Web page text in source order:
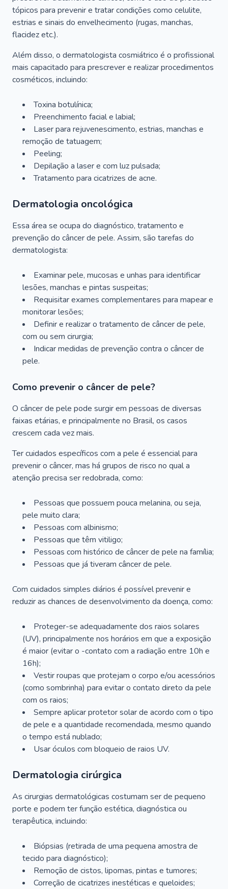
tópicos para prevenir e tratar condições como celulite,
estrias e sinais do envelhecimento (rugas, manchas,
flacidez etc.).
Além disso, o dermatologista cosmiátrico é o profissional
mais capacitado para prescrever e realizar procedimentos
cosméticos, incluindo:
Toxina botulínica;
Preenchimento facial e labial;
Laser para rejuvenescimento, estrias, manchas e
remoção de tatuagem;
Peeling;
Depilação a laser e com luz pulsada;
Tratamento para cicatrizes de acne.
Dermatologia oncológica
Essa área se ocupa do diagnóstico, tratamento e
prevenção do câncer de pele. Assim, são tarefas do
dermatologista:
Examinar pele, mucosas e unhas para identificar
lesões, manchas e pintas suspeitas;
Requisitar exames complementares para mapear e
monitorar lesões;
Definir e realizar o tratamento de câncer de pele,
com ou sem cirurgia;
Indicar medidas de prevenção contra o câncer de
pele.
Como prevenir o câncer de pele?
O câncer de pele pode surgir em pessoas de diversas
faixas etárias, e principalmente no Brasil, os casos
crescem cada vez mais.
Ter cuidados específicos com a pele é essencial para
prevenir o câncer, mas há grupos de risco no qual a
atenção precisa ser redobrada, como:
Pessoas que possuem pouca melanina, ou seja,
pele muito clara;
Pessoas com albinismo;
Pessoas que têm vitiligo;
Pessoas com histórico de câncer de pele na família;
Pessoas que já tiveram câncer de pele.
Com cuidados simples diários é possível prevenir e
reduzir as chances de desenvolvimento da doença, como:
Proteger-se adequadamente dos raios solares
(UV), principalmente nos horários em que a exposição
é maior (evitar o -contato com a radiação entre 10h e
16h);
Vestir roupas que protejam o corpo e/ou acessórios
(como sombrinha) para evitar o contato direto da pele
com os raios;
Sempre aplicar protetor solar de acordo com o tipo
de pele e a quantidade recomendada, mesmo quando
o tempo está nublado;
Usar óculos com bloqueio de raios UV.
Dermatologia cirúrgica
As cirurgias dermatológicas costumam ser de pequeno
porte e podem ter função estética, diagnóstica ou
terapêutica, incluindo:
Biópsias (retirada de uma pequena amostra de
tecido para diagnóstico);
Remoção de cistos, lipomas, pintas e tumores;
Correção de cicatrizes inestéticas e queloides;